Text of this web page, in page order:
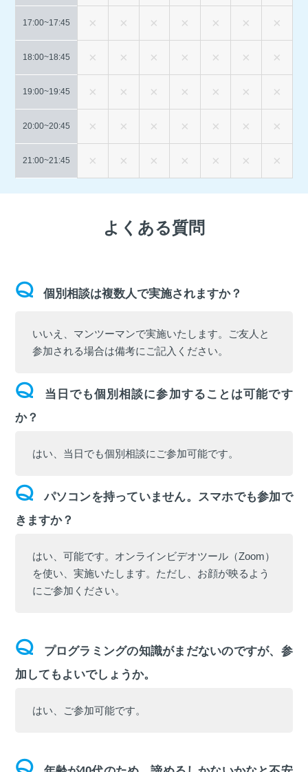
17:00~17:45
18:00~18:45
19:00~19:45
20:00~20:45
21:00~21:45
よくある質問
個別相談は複数人で実施されますか？
いいえ、マンツーマンで実施いたします。ご友人と
参加される場合は備考にご記入ください。
当日でも個別相談に参加することは可能です
か？
はい、当日でも個別相談にご参加可能です。
パソコンを持っていません。スマホでも参加で
きますか？
はい、可能です。オンラインビデオツール（Zoom）
を使い、実施いたします。ただし、お顔が映るよう
にご参加ください。
プログラミングの知識がまだないのですが、参
加してもよいでしょうか。
はい、ご参加可能です。